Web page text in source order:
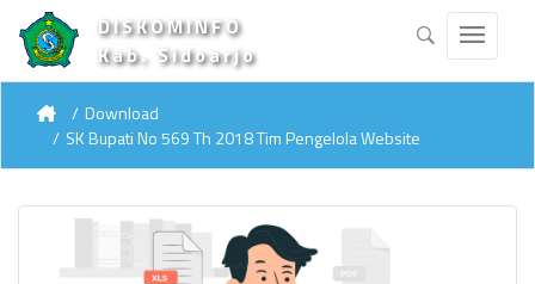
DISKOMINFO
Kab. Sidoarjo
Download
SK Bupati No 569 Th 2018 Tim Pengelola Website